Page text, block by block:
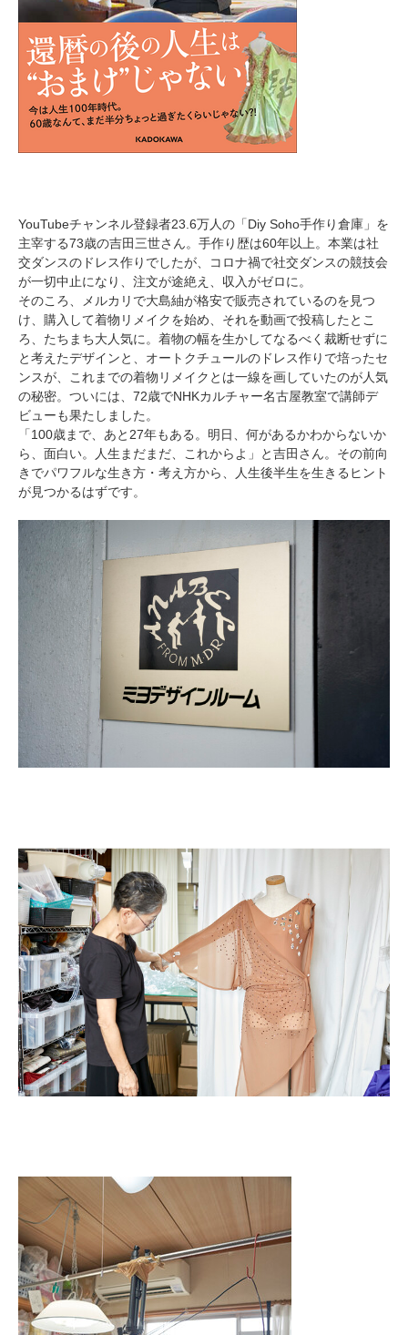
YouTubeチャンネル登録者23.6万人の「Diy Soho手作り倉庫」を
主宰する73歳の吉田三世さん。手作り歴は60年以上。本業は社
交ダンスのドレス作りでしたが、コロナ禍で社交ダンスの競技会
が一切中止になり、注文が途絶え、収入がゼロに。
そのころ、メルカリで大島紬が格安で販売されているのを見つ
け、購入して着物リメイクを始め、それを動画で投稿したとこ
ろ、たちまち大人気に。着物の幅を生かしてなるべく裁断せずに
と考えたデザインと、オートクチュールのドレス作りで培ったセ
ンスが、これまでの着物リメイクとは一線を画していたのが人気
の秘密。ついには、72歳でNHKカルチャー名古屋教室で講師デ
ビューも果たしました。
「100歳まで、あと27年もある。明日、何があるかわからないか
ら、面白い。人生まだまだ、これからよ」と吉田さん。その前向
きでパワフルな生き方・考え方から、人生後半生を生きるヒント
が見つかるはずです。